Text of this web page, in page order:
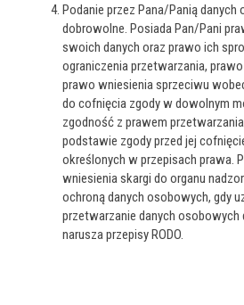
Podanie przez Pana/Panią
dobrowolne. Posiada Pan/Pani
swoich danych oraz prawo ich
ograniczenia przetwarzania,
prawo wniesienia sprzeciwu
do cofnięcia zgody w dowolnym
zgodność z prawem
podstawie zgody przed jej
określonych w przepisach prawa.
wniesienia skargi do organu
ochroną danych osobowych, gdy
przetwarzanie danych
narusza przepisy RODO.